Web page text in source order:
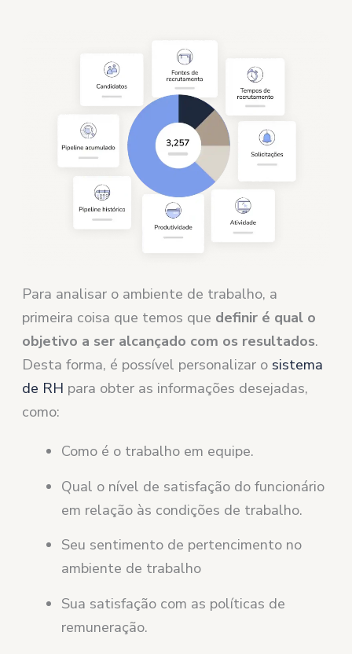
Para analisar o ambiente de trabalho, a
primeira coisa que temos que definir é qual o
objetivo a ser alcançado com os resultados.
Desta forma, é possível personalizar o sistema
de RH para obter as informações desejadas,
como:
Como é o trabalho em equipe.
Qual o nível de satisfação do funcionário
em relação às condições de trabalho.
Seu sentimento de pertencimento no
ambiente de trabalho
Sua satisfação com as políticas de
remuneração.